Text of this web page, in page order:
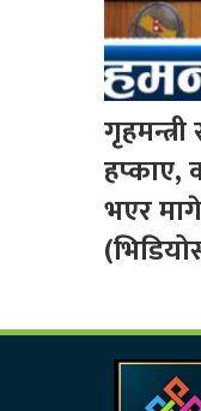
हप्काए,
भएर